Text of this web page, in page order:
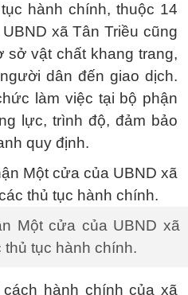
hành chính, thuộc 14
xã Tân Triều cũng
sở vật chất khang trang,
dân đến giao dịch.
làm việc tại bộ phận
lực, trình độ, đảm bảo
quy định.
Một cửa của UBND xã
tục hành chính.
hành chính của xã